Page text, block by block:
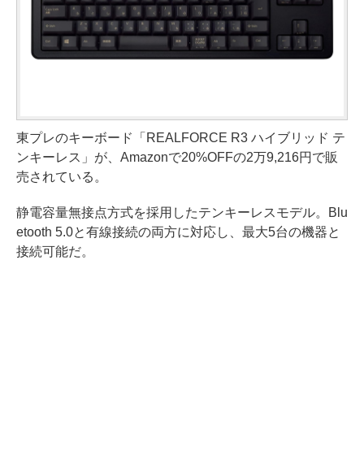
東プレのキーボード「REALFORCE R3 ハイブリッド テ
ンキーレス」が、Amazonで20%OFFの2万9,216円で販
売されている。
静電容量無接点方式を採用したテンキーレスモデル。Blu
etooth 5.0と有線接続の両方に対応し、最大5台の機器と
接続可能だ。